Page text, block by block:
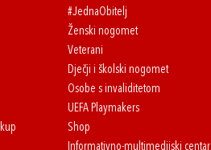
#JednaObitelj
Ženski nogomet
Veterani
Dječji i školski nogomet
Osobe s invaliditetom
UEFA Playmakers
Shop
Informativno-multimedijski centar